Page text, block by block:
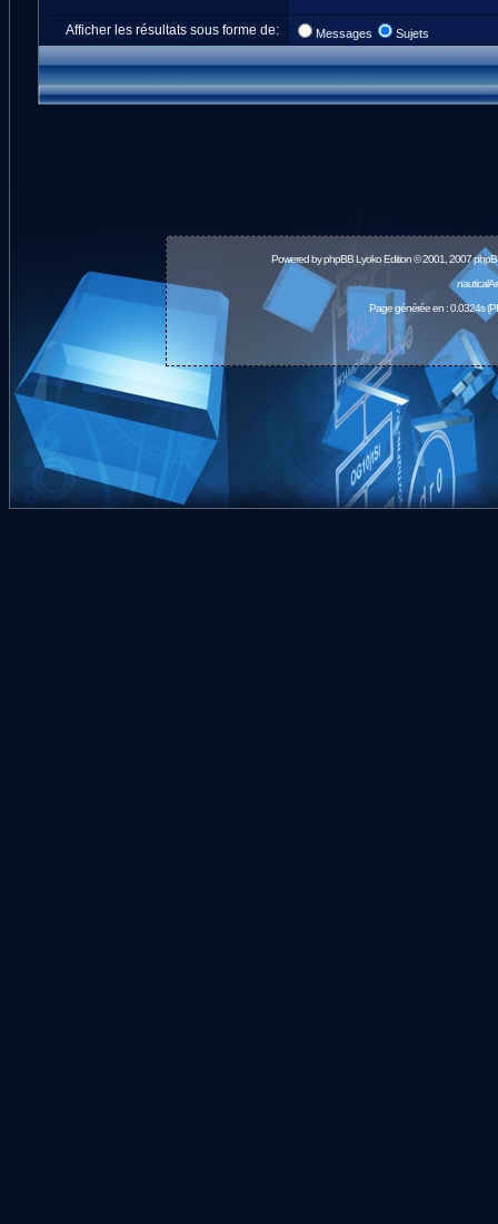
Afficher les résultats sous forme de: Messages Sujets
Powered byphpBBLyoko Edition © 2001, 2007
Page générée en : 0.0324s